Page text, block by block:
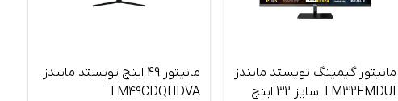
مانیتور گیمینگ تویستد مایندز
TM32FMDUI سایز 32 اینچ
مانیتور 49 اینچ تویستد مایندز
TM49CDQHDVA